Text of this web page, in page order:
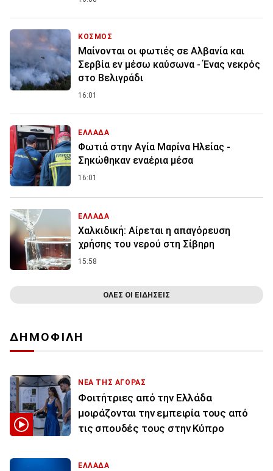
ΚΟΣΜΟΣ
Μαίνονται οι φωτιές σε Αλβανία και
Σερβία εν μέσω καύσωνα - Ένας νεκρός
στο Βελιγράδι
16:01
ΕΛΛΑΔΑ
Φωτιά στην Aγία Μαρίνα Ηλείας -
Σηκώθηκαν εναέρια μέσα
16:01
ΕΛΛΑΔΑ
Χαλκιδική: Αίρεται η απαγόρευση
χρήσης του νερού στη Σίβηρη
15:58
ΟΛΕΣ ΟΙ ΕΙΔΗΣΕΙΣ
ΔΗΜΟΦΙΛΗ
ΝΕΑ ΤΗΣ ΑΓΟΡΑΣ
Φοιτήτριες από την Ελλάδα
μοιράζονται την εμπειρία τους από
τις σπουδές τους στην Κύπρο
ΕΛΛΑΔΑ